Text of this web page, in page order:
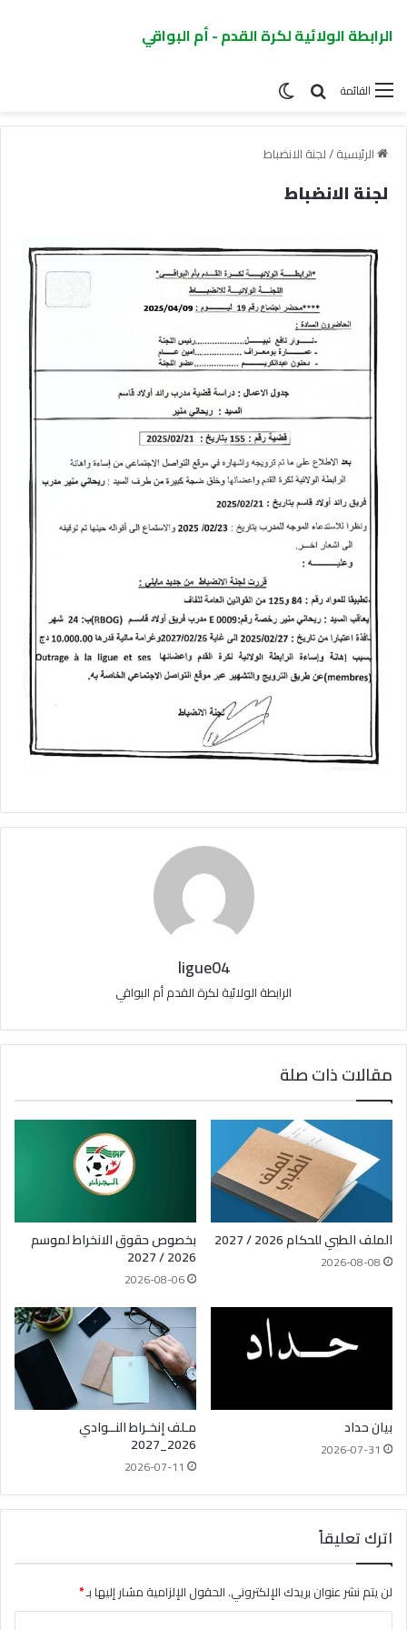
الرابطة الولائية لكرة القدم - أم البواقي
القائمة
الرئيسية/لجنة الانضباط
لجنة الانضباط
ligue04
الرابطة الولائية لكرة القدم أم البواقي
مقالات ذات صلة
الملف الطبي للحكام 2026 / 2027
2026-08-08
بخصوص حقوق الانخراط لموسم
2026 / 2027
2026-08-06
بيان حداد
2026-07-31
مـلف إنخـراط النــوادي
2026_2027
2026-07-11
اترك تعليقاً
لن يتم نشر عنوان بريدك الإلكتروني.الحقول الإلزامية مشار إليها بـ*